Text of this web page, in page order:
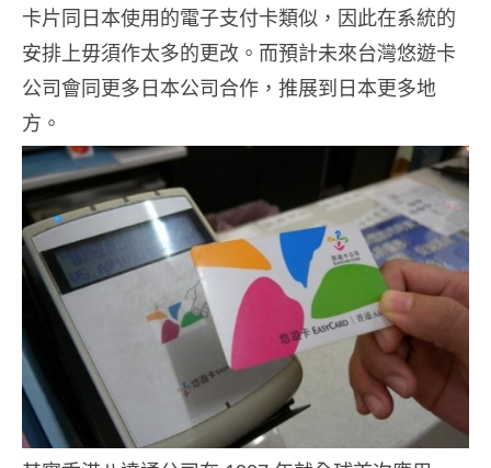
卡片同日本使用的電子支付卡類似，因此在系統的
安排上毋須作太多的更改。而預計未來台灣悠遊卡
公司會同更多日本公司合作，推展到日本更多地
方。